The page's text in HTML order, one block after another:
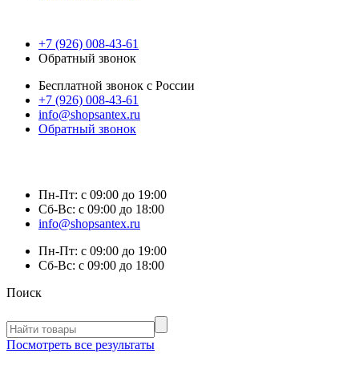
+7 (926) 008-43-61
Обратный звонок
Бесплатной звонок с России
+7 (926) 008-43-61
info@shopsantex.ru
Обратный звонок
Пн-Пт: с 09:00 до 19:00
Сб-Вс: с 09:00 до 18:00
info@shopsantex.ru
Пн-Пт: с 09:00 до 19:00
Сб-Вс: с 09:00 до 18:00
Поиск
Посмотреть все результаты